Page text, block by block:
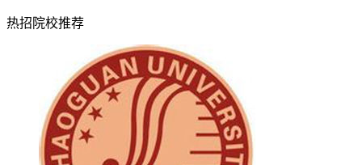
热招院校推荐